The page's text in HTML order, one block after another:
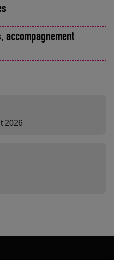
accompagnement
2026